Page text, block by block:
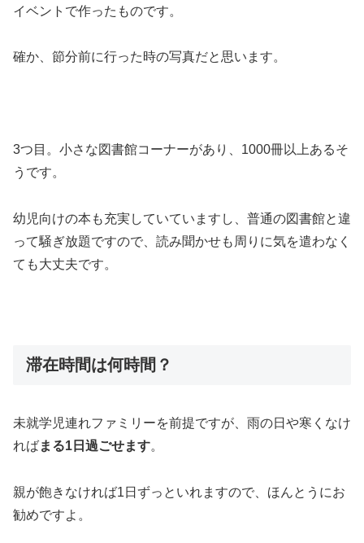
イベントで作ったものです。
確か、節分前に行った時の写真だと思います。
3つ目。小さな図書館コーナーがあり、1000冊以上あるそ
うです。
幼児向けの本も充実していていますし、普通の図書館と違
って騒ぎ放題ですので、読み聞かせも周りに気を遣わなく
ても大丈夫です。
滞在時間は何時間？
未就学児連れファミリーを前提ですが、雨の日や寒くなけ
ればまる1日過ごせます。
親が飽きなければ1日ずっといれますので、ほんとうにお
勧めですよ。